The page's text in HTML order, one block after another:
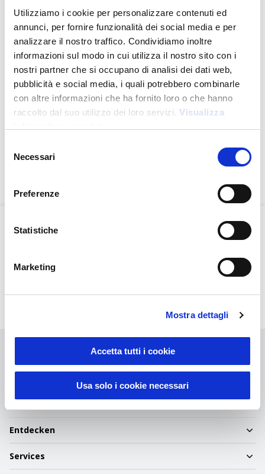
Utilizziamo i cookie per personalizzare contenuti ed
annunci, per fornire funzionalità dei social media e per
analizzare il nostro traffico. Condividiamo inoltre
informazioni sul modo in cui utilizza il nostro sito con i
nostri partner che si occupano di analisi dei dati web,
pubblicità e social media, i quali potrebbero combinarle
con altre informazioni che ha fornito loro o che hanno
raccolto dal suo utilizzo dei loro servizi. Visualizza
delNecessari
Preferenze
Statistiche
Marketing
Mostra dettagli
Accetta tutti i cookie
Usa solo i cookie necessari
TELEFON
Typ auswählen
Indem Sie mit uns Kontakt aufnehmen, erklären Sie, dass Sie
Folgendes gelesen und verstanden haben unsere
zuverlässiger Service
Kundendienstteam
Entdecken
Services